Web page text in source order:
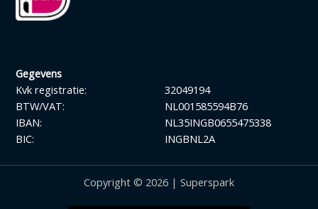
Gegevens
Kvk registratie:
BTW/VAT:
IBAN:
BIC:
32049194
NL001585594B76
NL35INGB0655475338
INGBNL2A
Copyright © 2026 | Superspark